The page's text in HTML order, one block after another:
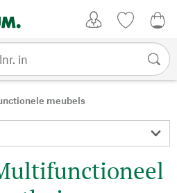
meubels